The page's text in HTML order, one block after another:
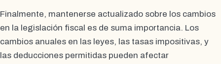
Finalmente, mantenerse actualizado sobre los cambios
en la legislación fiscal es de suma importancia. Los
cambios anuales en las leyes, las tasas impositivas, y
las deducciones permitidas pueden afectar